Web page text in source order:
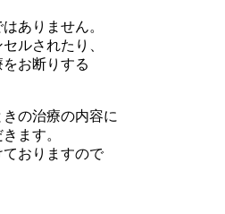
ありません。
ルされたり、
お断りする
の治療の内容に
ます。
おりますので